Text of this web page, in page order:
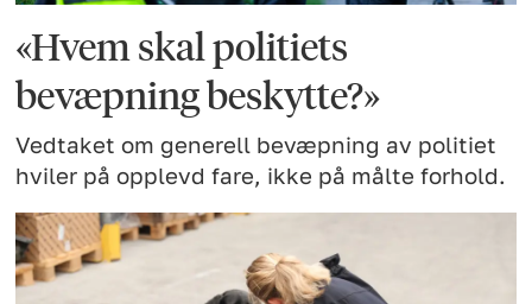
«Hvem skal politiets
bevæpning beskytte?»
Vedtaket om generell bevæpning av politiet
hviler på opplevd fare, ikke på målte forhold.